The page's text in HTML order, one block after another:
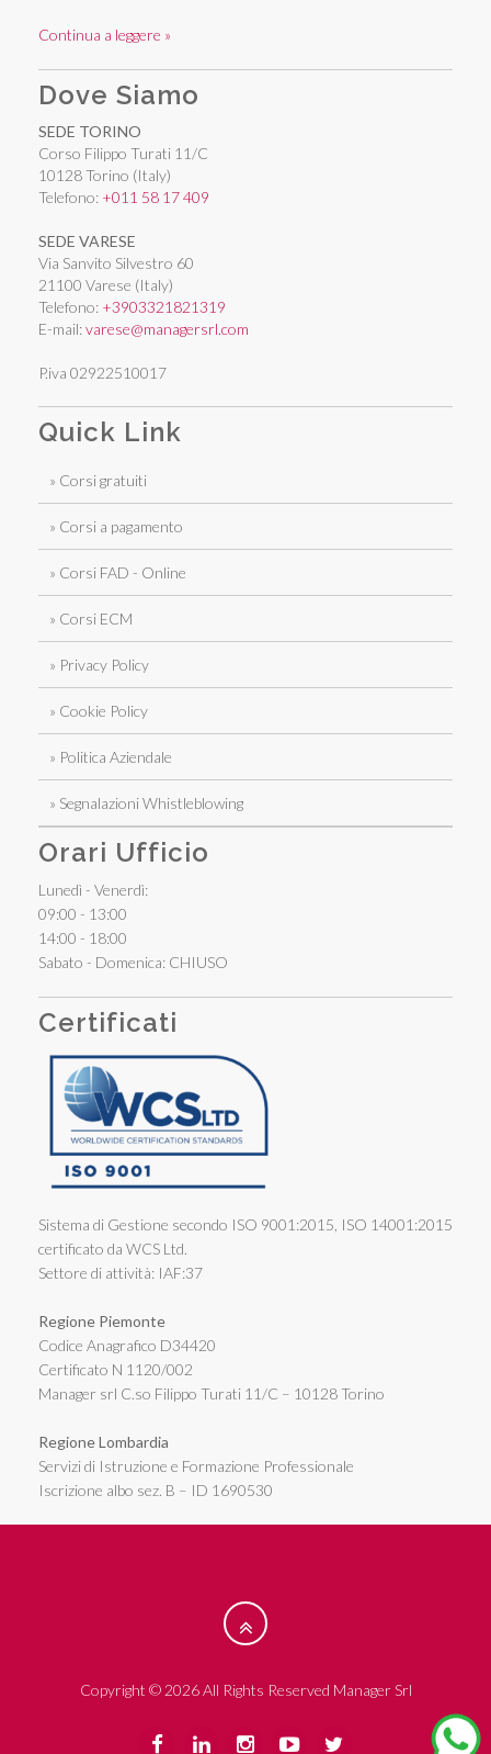
Continua a leggere »
Dove Siamo
SEDE TORINO
Corso Filippo Turati 11/C
10128 Torino (Italy)
Telefono: +011 58 17 409
SEDE VARESE
Via Sanvito Silvestro 60
21100 Varese (Italy)
Telefono: +3903321821319
E-mail:varese@managersrl.com
P.iva 02922510017
Quick Link
» Corsi gratuiti
» Corsi a pagamento
» Corsi FAD - Online
» Corsi ECM
» Privacy Policy
» Cookie Policy
» Politica Aziendale
» Segnalazioni Whistleblowing
Orari Ufficio
Lunedì - Venerdì:
09:00 - 13:00
14:00 - 18:00
Sabato - Domenica: CHIUSO
Certificati
Sistema di Gestione secondo ISO 9001:2015, ISO 14001:2015
certificato da WCS Ltd.
Settore di attività: IAF:37
Regione Piemonte
Codice Anagrafico D34420
Certificato N 1120/002
Manager srl C.so Filippo Turati 11/C – 10128 Torino
Regione Lombardia
Servizi di Istruzione e Formazione Professionale
Iscrizione albo sez. B – ID 1690530
Copyright © 2026 All Rights Reserved Manager Srl